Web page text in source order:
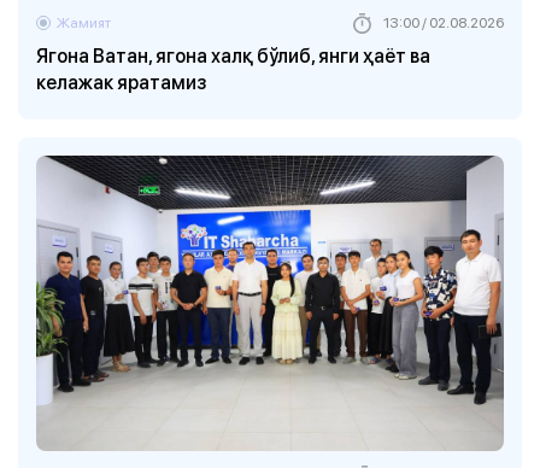
Ягона Ватан, ягона халқ бўлиб, янги ҳаёт ва
келажак яратамиз
Жамият 13:00 / 02.08.2026